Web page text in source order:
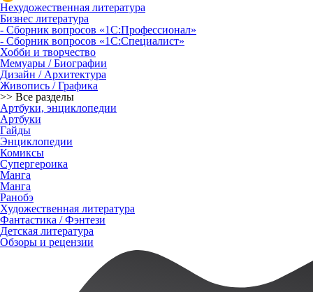
Нехудожественная литература
Бизнес литература
- Сборник вопросов «1С:Профессионал»
- Сборник вопросов «1С:Специалист»
Хобби и творчество
Мемуары / Биографии
Дизайн / Архитектура
Живопись / Графика
>> Все разделы
Артбуки, энциклопедии
Артбуки
Гайды
Энциклопедии
Комиксы
Супергероика
Манга
Манга
Ранобэ
Художественная литература
Фантастика / Фэнтези
Детская литература
Обзоры и рецензии